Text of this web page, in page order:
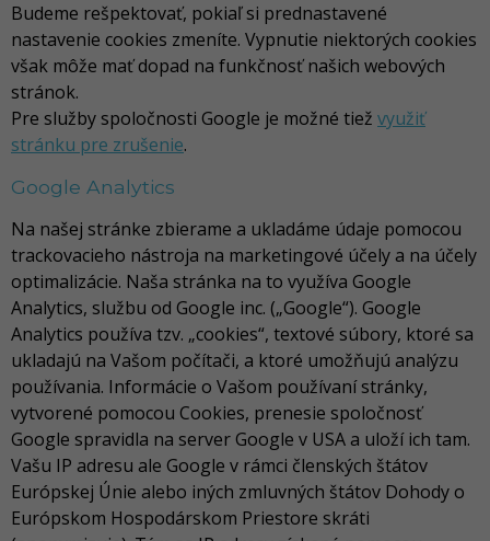
Budeme rešpektovať, pokiaľ si prednastavené
nastavenie cookies zmeníte. Vypnutie niektorých cookies
však môže mať dopad na funkčnosť našich webových
stránok.
Pre služby spoločnosti Google je možné tiež využiť
stránku pre zrušenie.
Google Analytics
Na našej stránke zbierame a ukladáme údaje pomocou
trackovacieho nástroja na marketingové účely a na účely
optimalizácie. Naša stránka na to využíva Google
Analytics, službu od Google inc. („Google“). Google
Analytics používa tzv. „cookies“, textové súbory, ktoré sa
ukladajú na Vašom počítači, a ktoré umožňujú analýzu
používania. Informácie o Vašom používaní stránky,
vytvorené pomocou Cookies, prenesie spoločnosť
Google spravidla na server Google v USA a uloží ich tam.
Vašu IP adresu ale Google v rámci členských štátov
Európskej Únie alebo iných zmluvných štátov Dohody o
Európskom Hospodárskom Priestore skráti